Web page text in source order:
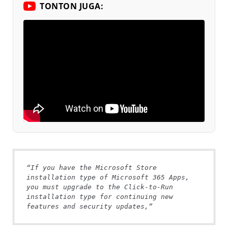
TONTON JUGA:
“If you have the Microsoft Store
installation type of Microsoft 365 Apps,
you must upgrade to the Click-to-Run
installation type for continuing new
features and security updates,”